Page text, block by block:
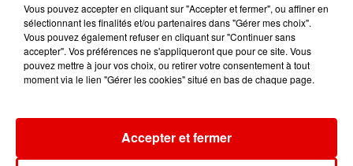
Vous pouvez accepter en cliquant sur "Accepter et fermer", ou affiner en
sélectionnant les finalités et/ou partenaires dans "Gérer mes choix".
Vous pouvez également refuser en cliquant sur "Continuer sans
accepter". Vos préférences ne s'appliqueront que pour ce site. Vous
pouvez mettre à jour vos choix, ou retirer votre consentement à tout
moment via le lien "Gérer les cookies" situé en bas de chaque page.
Accepter et fermer